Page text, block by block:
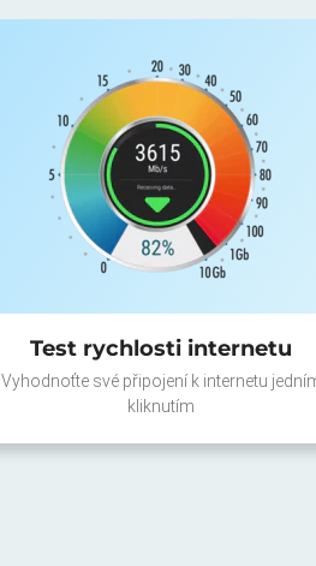
Test rychlosti internetu
Vyhodnoťte své připojení k internetu
kliknutím